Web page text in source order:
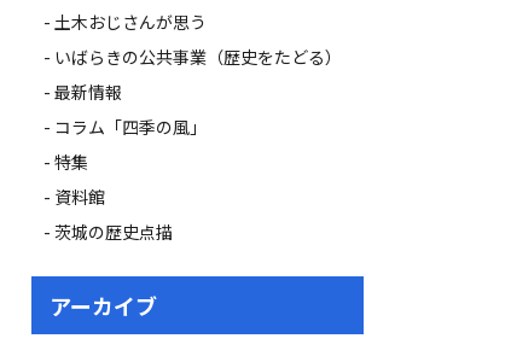
土木おじさんが思う
いばらきの公共事業（歴史をたどる）
最新情報
コラム「四季の風」
特集
資料館
茨城の歴史点描
アーカイブ